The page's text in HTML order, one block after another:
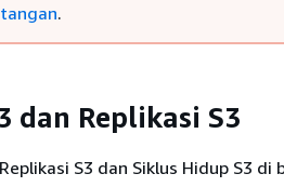
.
dan Replikasi S3
S3 dan Siklus Hidup S3 di